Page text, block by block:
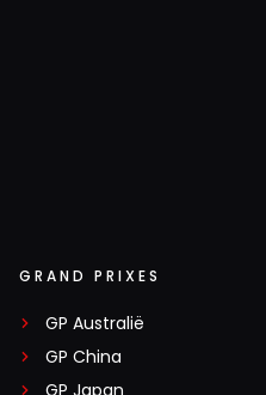
GRAND PRIXES
GP Australië
GP China